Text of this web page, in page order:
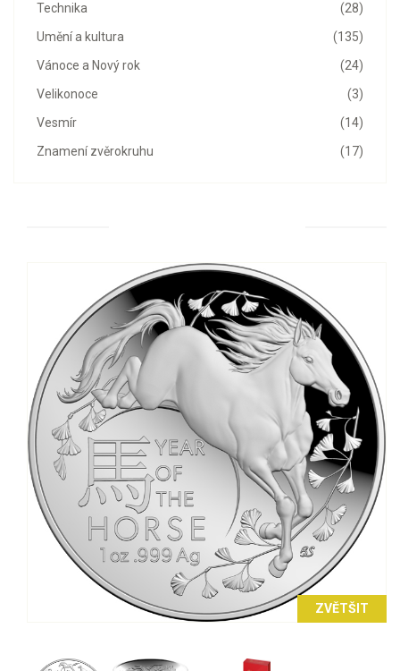
(28)
Technika
(135)
Umění a kultura
(24)
Vánoce a Nový rok
(3)
Velikonoce
(14)
Vesmír
(17)
Znamení zvěrokruhu
ZVĚTŠIT